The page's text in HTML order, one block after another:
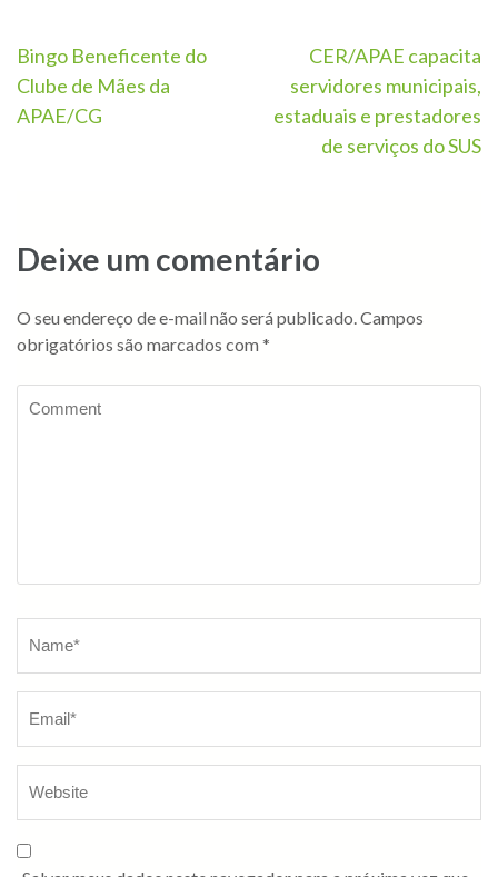
Bingo Beneficente do
Clube de Mães da
APAE/CG
CER/APAE capacita
servidores municipais,
estaduais e prestadores
de serviços do SUS
Deixe um comentário
O seu endereço de e-mail não será publicado.Campos
obrigatórios são marcados com *